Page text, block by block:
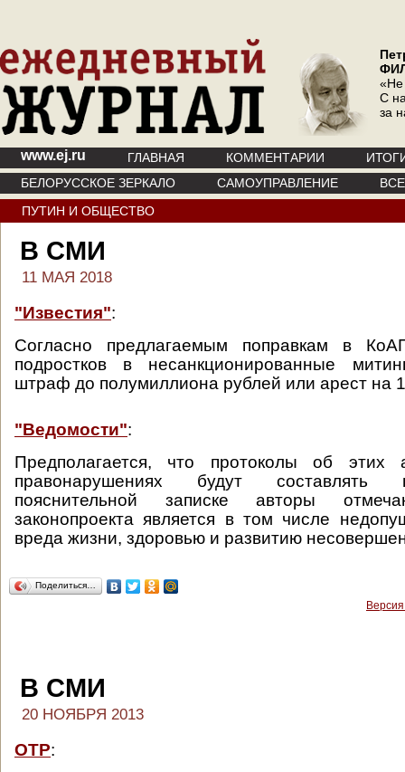
«Не
С
за
www.ej.ru ГЛАВНАЯ КОММЕНТАРИИ
БЕЛОРУССКОЕ ЗЕРКАЛО
САМОУПРАВЛЕНИЕ
ПУТИН И ОБЩЕСТВО
В СМИ
11 МАЯ 2018
"Известия":
Согласно предлагаемым поправкам в
подростков в несанкционированные
штраф до полумиллиона рублей или арест на
"Ведомости":
Предполагается, что протоколы об этих
правонарушениях будут составлять
пояснительной записке авторы
законопроекта является в том числе
вреда жизни, здоровью и развитию
Поделиться…
В СМИ
20 НОЯБРЯ 2013
ОТР: